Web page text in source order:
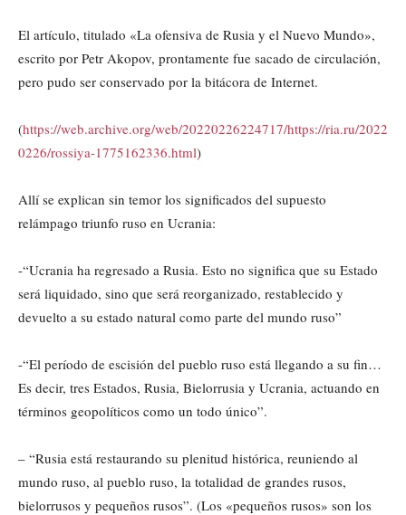
El artículo, titulado «La ofensiva de Rusia y el Nuevo Mundo»,
escrito por Petr Akopov, prontamente fue sacado de circulación,
pero pudo ser conservado por la bitácora de Internet.
(https://web.archive.org/web/20220226224717/https://ria.ru/2022
0226/rossiya-1775162336.html)
Allí se explican sin temor los significados del supuesto
relámpago triunfo ruso en Ucrania:
-“Ucrania ha regresado a Rusia. Esto no significa que su Estado
será liquidado, sino que será reorganizado, restablecido y
devuelto a su estado natural como parte del mundo ruso”
-“El período de escisión del pueblo ruso está llegando a su fin…
Es decir, tres Estados, Rusia, Bielorrusia y Ucrania, actuando en
términos geopolíticos como un todo único”.
– “Rusia está restaurando su plenitud histórica, reuniendo al
mundo ruso, al pueblo ruso, la totalidad de grandes rusos,
bielorrusos y pequeños rusos”. (Los «pequeños rusos» son los